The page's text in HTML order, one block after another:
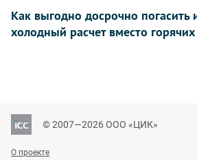
Как выгодно досрочно погасить
холодный расчет вместо
© 2007—2026 ООО «ЦИК»
О проекте